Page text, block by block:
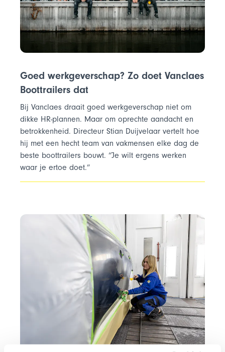
Goed werkgeverschap? Zo doet Vanclaes
Boottrailers dat
Bij Vanclaes draait goed werkgeverschap niet om
dikke HR-plannen. Maar om oprechte aandacht en
betrokkenheid. Directeur Stian Duijvelaar vertelt hoe
hij met een hecht team van vakmensen elke dag de
beste boottrailers bouwt. “Je wilt ergens werken
waar je ertoe doet.”